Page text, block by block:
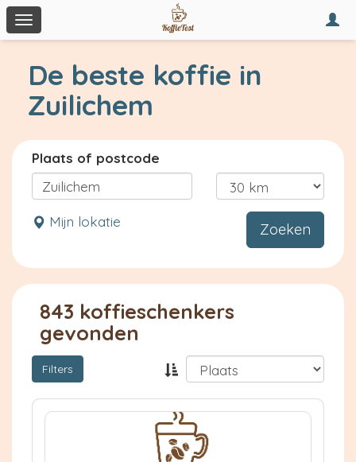
Toggle
navigation
De beste koffie in
Zuilichem
Plaats of postcode
Mijn lokatie Zoeken
843 koffieschenkers
gevonden
Filters